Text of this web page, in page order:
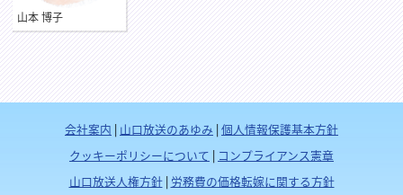
山本 博子
会社案内 | 山口放送のあゆみ |個人情報保護基本方針
クッキーポリシーについて | コンプライアンス憲章
山口放送人権方針| 労務費の価格転嫁に関する方針